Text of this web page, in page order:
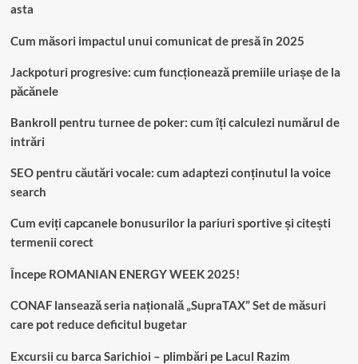
asta
Cum măsori impactul unui comunicat de presă în 2025
Jackpoturi progresive: cum funcționează premiile uriașe de la
păcănele
Bankroll pentru turnee de poker: cum îți calculezi numărul de
intrări
SEO pentru căutări vocale: cum adaptezi conținutul la voice
search
Cum eviți capcanele bonusurilor la pariuri sportive și citești
termenii corect
Începe ROMANIAN ENERGY WEEK 2025!
CONAF lansează seria națională „SupraTAX” Set de măsuri
care pot reduce deficitul bugetar
Excursii cu barca Sarichioi – plimbări pe Lacul Razim